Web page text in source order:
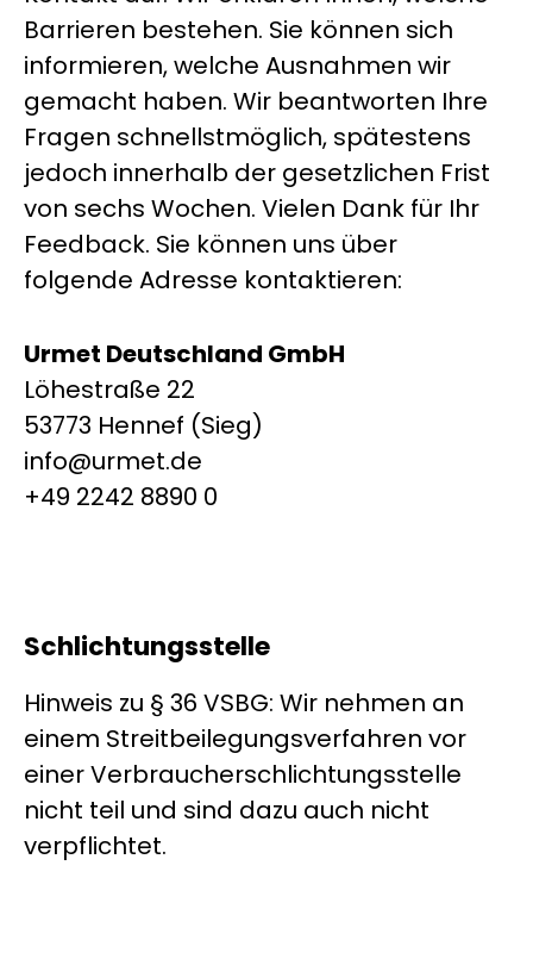
Barrieren bestehen. Sie können sich
informieren, welche Ausnahmen wir
gemacht haben. Wir beantworten Ihre
Fragen schnellstmöglich, spätestens
jedoch innerhalb der gesetzlichen Frist
von sechs Wochen. Vielen Dank für Ihr
Feedback. Sie können uns über
folgende Adresse kontaktieren:
Urmet Deutschland GmbH
Löhestraße 22
53773 Hennef (Sieg)
info@urmet.de
+49 2242 8890 0
Schlichtungsstelle
Hinweis zu § 36 VSBG: Wir nehmen an
einem Streitbeilegungsverfahren vor
einer Verbraucherschlichtungsstelle
nicht teil und sind dazu auch nicht
verpflichtet.